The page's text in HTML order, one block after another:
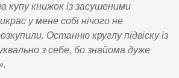
купу книжок із засушеними
у мене собі нічого не
Останню круглу підвіску із
з себе, бо знайома дуже